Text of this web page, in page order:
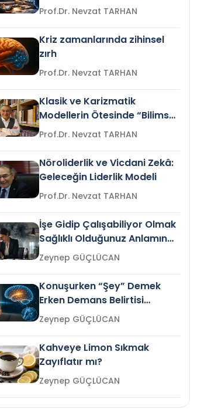
Prof.Dr. Nevzat TARHAN
Kriz zamanlarında zihinsel
zırh
Prof.Dr. Nevzat TARHAN
Klasik ve Karizmatik
Modellerin Ötesinde “Bilimsel
Liderlik”
Prof.Dr. Nevzat TARHAN
Nöroliderlik ve Vicdani Zekâ:
Geleceğin Liderlik Modeli
Prof.Dr. Nevzat TARHAN
İşe Gidip Çalışabiliyor Olmak
Sağlıklı Olduğunuz Anlamına
Gelir mi?Zeynep GÜÇLÜCAN
Konuşurken “Şey” Demek
Erken Demans Belirtisi
Olabilir mi?Zeynep GÜÇLÜCAN
Kahveye Limon Sıkmak
Zayıflatır mı?
Zeynep GÜÇLÜCAN